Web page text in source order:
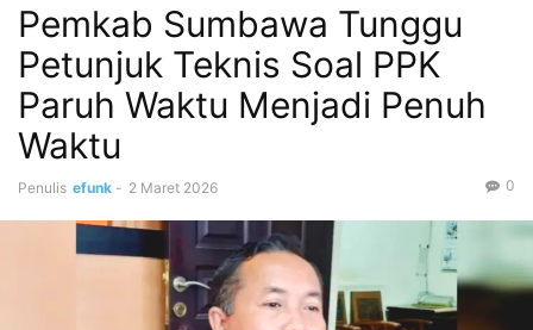
Pemkab Sumbawa Tunggu
Petunjuk Teknis Soal PPK
Paruh Waktu Menjadi Penuh
Waktu
Penulis efunk - 2 Maret 2026 0